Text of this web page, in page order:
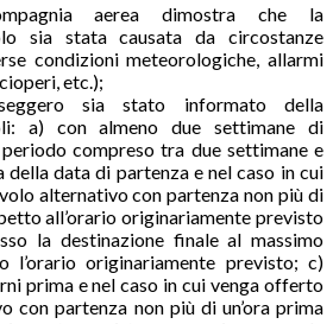
aerea dimostra che la
sia stata causata da circostanze
condizioni meteorologiche, allarmi
etc.);
sia stato informato della
a) con almeno due settimane di
compreso tra due settimane e
data di partenza e nel caso in cui
alternativo con partenza non più di
all’orario originariamente previsto
la destinazione finale al massimo
l’orario originariamente previsto; c)
prima e nel caso in cui venga offerto
con partenza non più di un’ora prima